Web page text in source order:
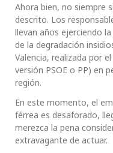
Ahora bien, no siempre
descrito. Los
llevan años ejerciendo
de la degradación
Valencia, realizada por
versión PSOE o PP) en
región.
En este momento, el
férrea es desaforado,
merezca la pena
extravagante de actuar.